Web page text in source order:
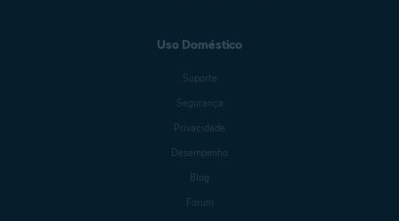
Uso Doméstico
Suporte
Segurança
Privacidade
Desempenho
Blog
Forum